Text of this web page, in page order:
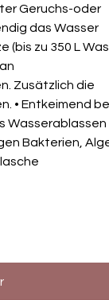
Geruchs-oder
das Wasser
(bis zu 350 L
Zusätzlich die
• Entkeimend
Wasserablassen
Bakterien,